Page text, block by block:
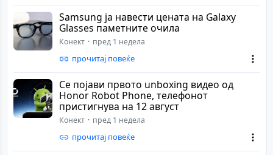
Samsung ја навести цената на Galaxy
Glasses паметните очила
Конект пред 1 недела
прочитај повеќе
Се појави првото unboxing видео од
Honor Robot Phone, телефонот
пристигнува на 12 август
Конект пред 1 недела
прочитај повеќе